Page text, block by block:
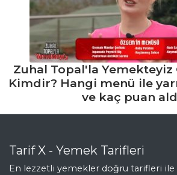
Zuhal Topal'la Yemekteyiz
Kimdir? Hangi menü ile
ve kaç puan
Tarif X - Yemek Tarifleri
En lezzetli yemekler doğru tarifleri ile